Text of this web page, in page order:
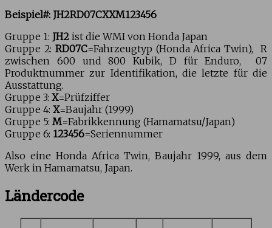
Beispiel#: JH2RD07CXXM123456
Gruppe 1: JH2 ist die WMI von Honda Japan
Gruppe 2: RD07C=Fahrzeugtyp (Honda Africa Twin), R
zwischen 600 und 800 Kubik, D für Enduro, 07
Produktnummer zur Identifikation, die letzte für die
Ausstattung.
Gruppe 3: X=Prüfziffer
Gruppe 4: X=Baujahr (1999)
Gruppe 5: M=Fabrikkennung (Hamamatsu/Japan)
Gruppe 6: 123456=Seriennummer
Also eine Honda Africa Twin, Baujahr 1999, aus dem
Werk in Hamamatsu, Japan.
Ländercode